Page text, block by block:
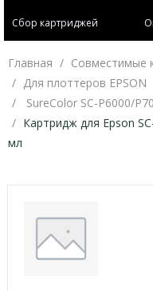
Сбор картриджей
Главная
Совместимые
Для плоттеров EPSON
SureColor SC-P6000/
Картридж для Epson
мл